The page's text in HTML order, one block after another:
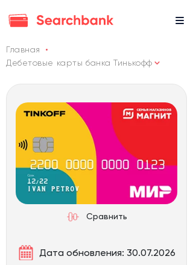
Главная
Дебетовые карты банка Тинькофф
Сравнить
Дата обновления: 30.07.2026